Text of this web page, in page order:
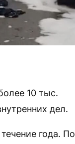
10 тыс.
дел.
года. По